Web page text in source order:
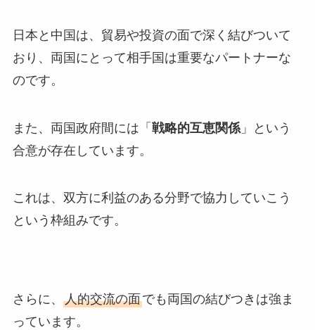
日本と中国は、貿易や投資の面で深く結びついて
おり、両国にとって相手国は重要なパートナーな
のです。
また、両国政府間には「 戦略的互恵関係」という
合意が存在しています。
これは、双方に利益のある分野で協力していこう
という枠組みです。
さらに、 人的交流の面でも両国の結びつきは強ま
っています。